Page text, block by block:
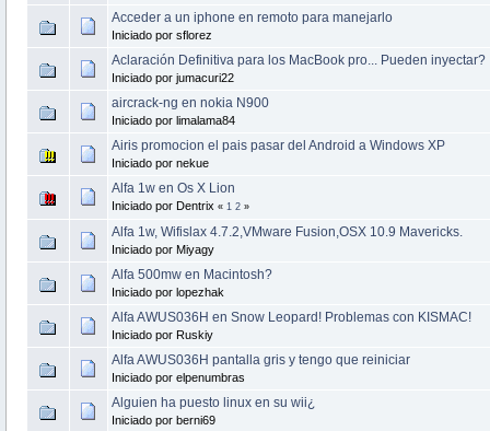
Acceder a un iphone en remoto para manejarlo
Iniciado por sflorez
Aclaración Definitiva para los MacBook pro... Pueden inyectar?
Iniciado por jumacuri22
aircrack-ng en nokia N900
Iniciado por limalama84
Airis promocion el pais pasar del Android a Windows XP
Iniciado por nekue
Alfa 1w en Os X Lion
Iniciado por Dentrix « 1 2»
Alfa 1w, Wifislax 4.7.2,VMware Fusion,OSX 10.9 Mavericks.
Iniciado por Miyagy
Alfa 500mw en Macintosh?
Iniciado por lopezhak
Alfa AWUS036H en Snow Leopard! Problemas con KISMAC!
Iniciado por Ruskiy
Alfa AWUS036H pantalla gris y tengo que reiniciar
Iniciado por elpenumbras
Alguien ha puesto linux en su wii¿
Iniciado por berni69